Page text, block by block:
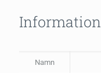
Information
Namn